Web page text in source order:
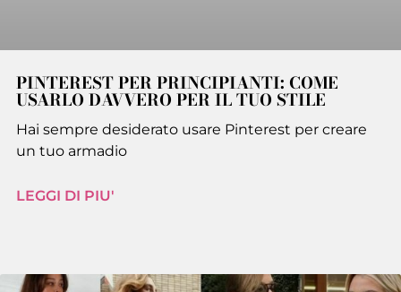
PINTEREST PER PRINCIPIANTI: COME
USARLO DAVVERO PER IL TUO STILE
Hai sempre desiderato usare Pinterest per creare
un tuo armadio
LEGGI DI PIU'